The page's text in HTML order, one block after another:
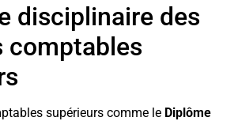
disciplinaire des
comptables
supérieurs comme le Diplôme